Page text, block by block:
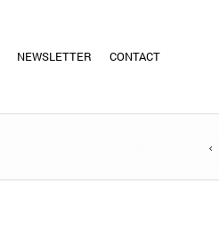
NEWSLETTER CONTACT